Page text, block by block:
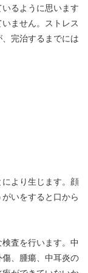
るように思います
ません。ストレス
完治するまでには
より生じます。顔
いをすると口から
査を行います。中
、腫瘍、中耳炎の